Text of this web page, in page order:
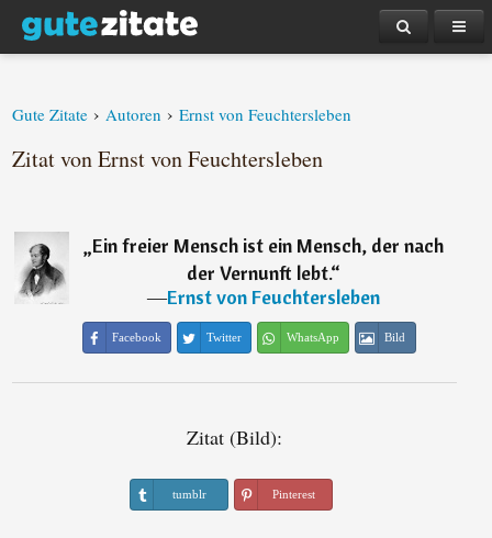
Gute Zitate › Autoren › Ernst von Feuchtersleben
Zitat von Ernst von Feuchtersleben
„Ein freier Mensch ist ein Mensch, der nach
der Vernunft lebt.“
―Ernst von Feuchtersleben
Facebook Twitter WhatsApp Bild
Zitat (Bild):
tumblr Pinterest